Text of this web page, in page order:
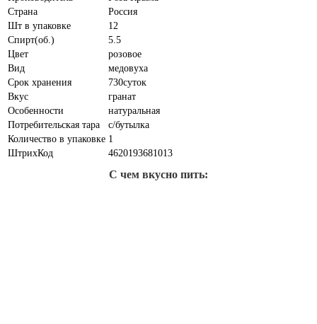
Страна
Россия
Шт в упаковке
12
Спирт(об.)
5.5
Цвет
розовое
Вид
медовуха
Срок хранения
730суток
Вкус
гранат
Особенности
натуральная
Потребительская тара
с/бутылка
Количество в упаковке 1
ШтрихКод
4620193681013
С чем вкусно пить: